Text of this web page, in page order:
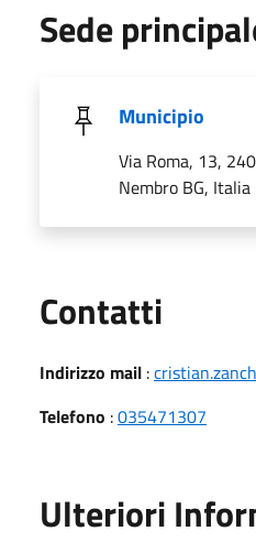
Sede
Municipio
Via Roma, 13,
Nembro BG, Italia
Contatti
Indirizzo mail :
Telefono :035471307
Ulteriori